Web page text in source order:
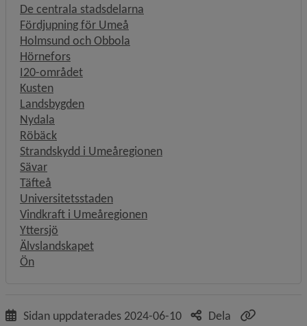
De centrala stadsdelarna
Fördjupning för Umeå
Holmsund och Obbola
Hörnefors
I20-området
Kusten
Landsbygden
Nydala
Röbäck
Strandskydd i Umeåregionen
Sävar
Täfteå
Universitetsstaden
Vindkraft i Umeåregionen
Yttersjö
Älvslandskapet
Ön
Sidan uppdaterades 2024-06-10
Dela